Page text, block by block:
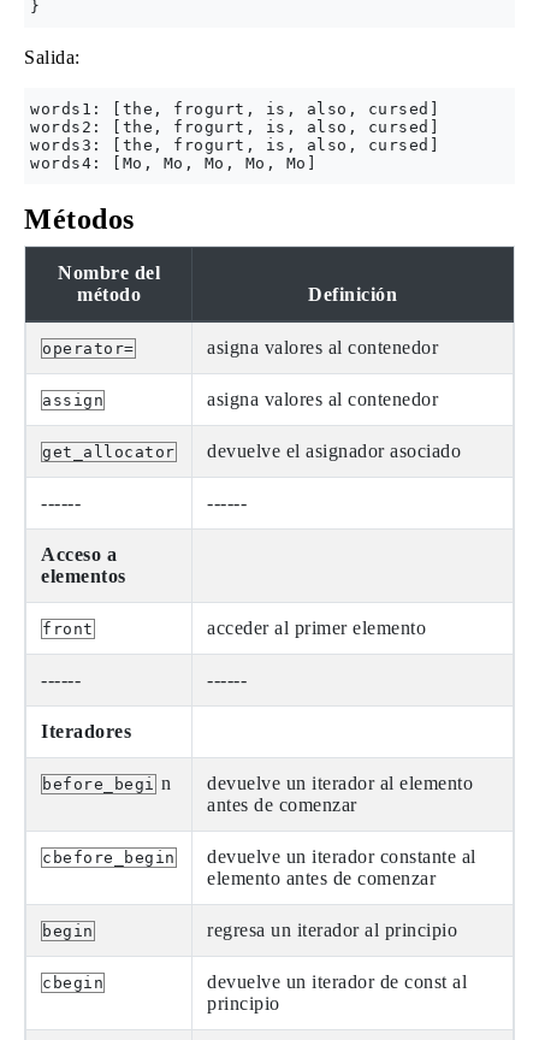
Salida:
words1: [the, frogurt, is, also, cursed]
words2: [the, frogurt, is, also, cursed]
words3: [the, frogurt, is, also, cursed]
Métodos
Nombre del
método
Definición
operator= asigna valores al contenedor
assign asigna valores al contenedor
get_allocator devuelve el asignador asociado
------ ------
Acceso a
elementos
front acceder al primer elemento
------ ------
Iteradores
before_begi n
devuelve un iterador al elemento
antes de comenzar
cbefore_begin
devuelve un iterador constante al
elemento antes de comenzar
begin regresa un iterador al principio
cbegin
devuelve un iterador de const al
principio